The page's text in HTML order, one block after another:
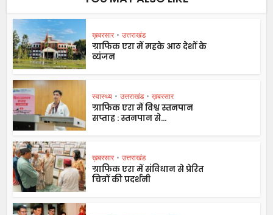
ख़बरसार • उत्तराखंड
ग्राफिक एरा में महके आठ देशों के
व्यंजन
स्वास्थ्य • उत्तराखंड • ख़बरसार
ग्राफिक एरा में विश्व स्तनपान
सप्ताह : स्तनपान से...
ख़बरसार • उत्तराखंड
ग्राफिक एरा में संविधान से प्रेरित
चित्रों की प्रदर्शनी